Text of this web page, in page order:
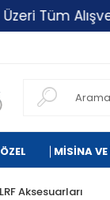
MİSİNA VE
LRF Aksesuarları